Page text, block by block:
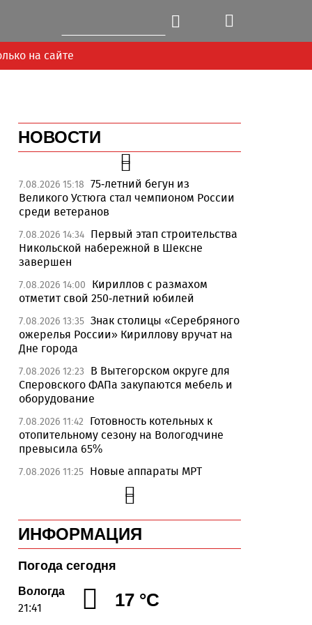
на сайте
НОВОСТИ
7.08.2026 15:18 75-летний бегун из
Великого Устюга стал чемпионом России
среди ветеранов
7.08.2026 14:34 Первый этап строительства
Никольской набережной в Шексне
завершен
7.08.2026 14:00
Кириллов с размахом
отметит свой 250-летний юбилей
7.08.2026 13:35 Знак столицы «Серебряного
ожерелья России» Кириллову вручат на
Дне города
7.08.2026 12:23
В Вытегорском округе для
Сперовского ФАПа закупаются мебель и
оборудование
7.08.2026 11:42
Готовность котельных к
отопительному сезону на Вологодчине
превысила 65%
7.08.2026 11:25 Новые аппараты МРТ
установят в двух медучреждениях
Вологодской области
7.08.2026 10:41 В Устюжне отметят 774-
летие города фестивалем кузнечного
мастерства
7.08.2026 10:18
Вологодская область
уверенно шагает в цифровое будущее
7.08.2026 09:49 На Вологодчине подвели
ИНФОРМАЦИЯ
Погода сегодня
Вологда
21:41 17 °C